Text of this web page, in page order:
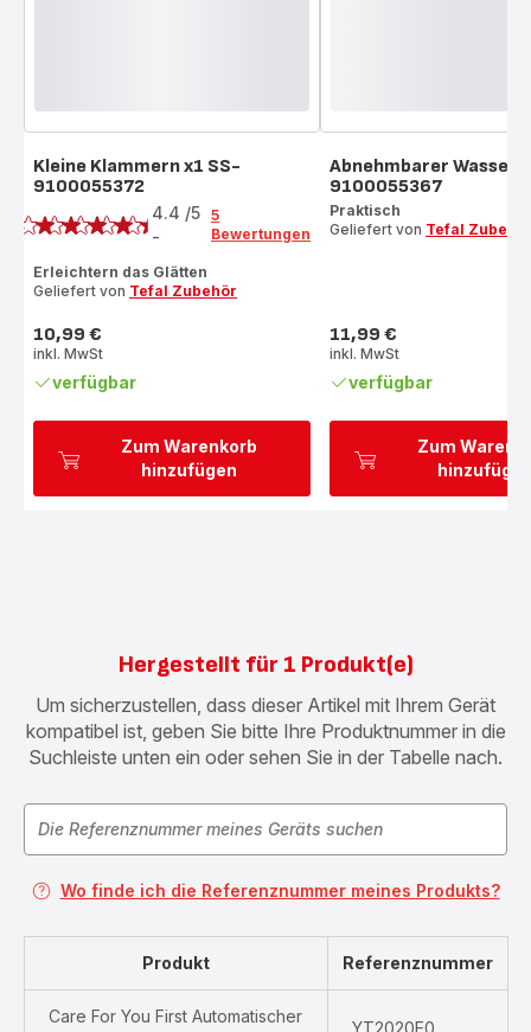
Zum Warenkorb
hinzufügen
Kleine Klammern x1 SS-
9100055372
Bewertung
4.4 /5
-
5
Bewertungen
Erleichtern das Glätten
Geliefert von Tefal Zubehör
Preis
10,99 €
inkl. MwSt
verfügbar
Zum
Abnehmbarer
9100055367
Praktisch
Geliefert von Tefal
Preis
11,99 €
inkl. MwSt
verfügbar
Hergestellt für 1 Produkt(e)
Um sicherzustellen, dass dieser Artikel mit Ihrem Gerät
kompatibel ist, geben Sie bitte Ihre Produktnummer in die
Suchleiste unten ein oder sehen Sie in der Tabelle nach.
Wo finde ich die Referenznummer meines Produkts?
Produkt Referenznummer
Care For You First Automatischer
YT2020E0